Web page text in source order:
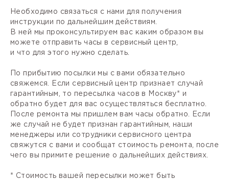
Необходимо связаться с нами для получения
инструкции по дальнейшим действиям.
В ней мы проконсультируем вас каким образом вы
можете отправить часы в сервисный центр,
и что для этого нужно сделать.
По прибытию посылки мы с вами обязательно
свяжемся. Если сервисный центр признает случай
гарантийным, то пересылка часов в Москву* и
обратно будет для вас осуществляться бесплатно.
После ремонта мы пришлем вам часы обратно. Если
же случай не будет признан гарантийным, наши
менеджеры или сотрудники сервисного центра
свяжутся с вами и сообщат стоимость ремонта, после
чего вы примите решение о дальнейших действиях.
* Стоимость вашей пересылки может быть